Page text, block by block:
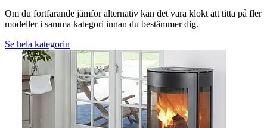
Om du fortfarande jämför alternativ kan det vara klokt att titta på fler
modeller i samma kategori innan du bestämmer dig.
Se hela kategorin